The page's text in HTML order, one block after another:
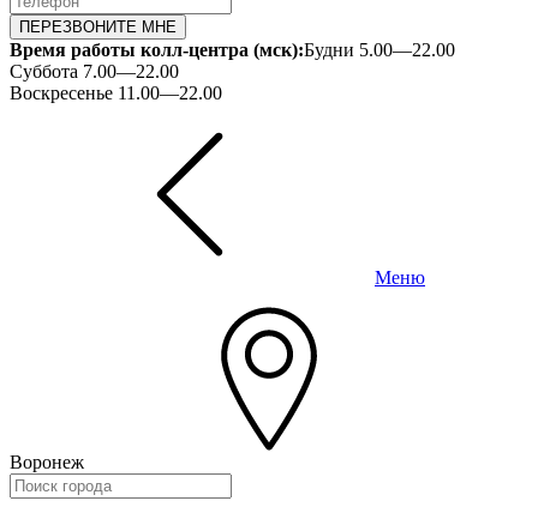
ПЕРЕЗВОНИТЕ МНЕ
Время работы колл-центра (мск):Будни 5.00—22.00
Суббота 7.00—22.00
Воскресенье 11.00—22.00
Меню
Воронеж